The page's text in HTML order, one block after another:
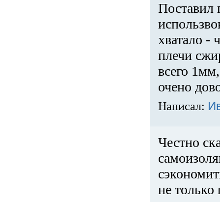
Поставил
хватало -
плечи
всего
очено
Написал:
Честно
не только